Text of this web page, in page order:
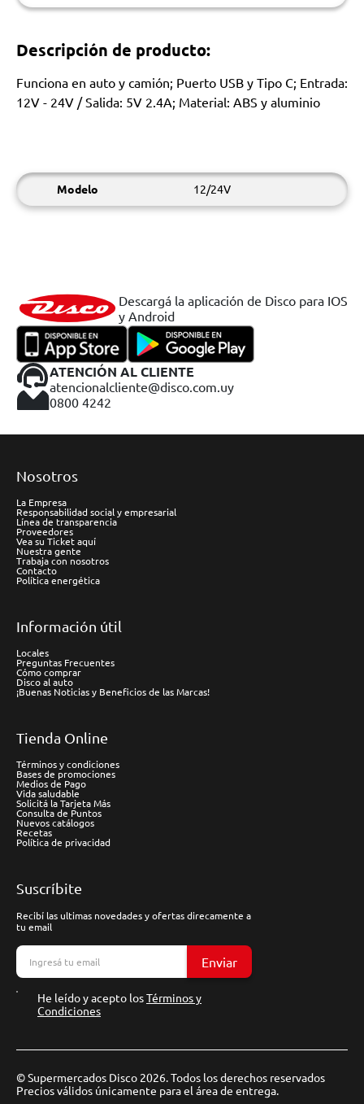
Descripción de producto:
Funciona en auto y camión; Puerto USB y Tipo C; Entrada:
12V - 24V / Salida: 5V 2.4A; Material: ABS y aluminio
Modelo 12/24V
Descargá la aplicación de Disco para IOS
y Android
ATENCIÓN AL CLIENTE
atencionalcliente@disco.com.uy
0800 4242
Nosotros
La Empresa
Responsabilidad social y empresarial
Línea de transparencia
Proveedores
Vea su Ticket aquí
Nuestra gente
Trabaja con nosotros
Contacto
Política energética
Información útil
Locales
Preguntas Frecuentes
Cómo comprar
Disco al auto
¡Buenas Noticias y Beneficios de las Marcas!
Tienda Online
Términos y condiciones
Bases de promociones
Medios de Pago
Vida saludable
Solicitá la Tarjeta Más
Consulta de Puntos
Nuevos catálogos
Recetas
Política de privacidad
Suscríbite
Recibí las ultimas novedades y ofertas direcamente a
tu email
Enviar
He leído y acepto losTérminos y
Condiciones
© Supermercados Disco 2026. Todos los derechos reservados
Precios válidos únicamente para el área de entrega.